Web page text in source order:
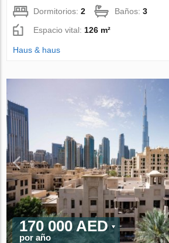
Dormitorios:2 Baños:3
Espacio vital: 126 m²
Haus & haus
170 000 AED
por año